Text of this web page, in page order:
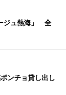
ジュ熱海」 全
ンチョ貸し出し